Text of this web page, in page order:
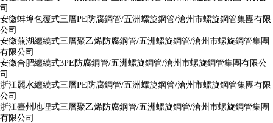
司
安徽蚌埠包覆式三層PE防腐鋼管/五洲螺旋鋼管/滄州市螺旋鋼管集團有限
公司
安徽蕪湖纏繞式三層聚乙烯防腐鋼管/五洲螺旋鋼管/滄州市螺旋鋼管集團
有限公司
安徽合肥纏繞式3PE防腐鋼管/五洲螺旋鋼管/滄州市螺旋鋼管集團有限公
司
浙江麗水纏繞式三層PE防腐鋼管/五洲螺旋鋼管/滄州市螺旋鋼管集團有限
公司
浙江臺州地埋式三層聚乙烯防腐鋼管/五洲螺旋鋼管/滄州市螺旋鋼管集團
有限公司